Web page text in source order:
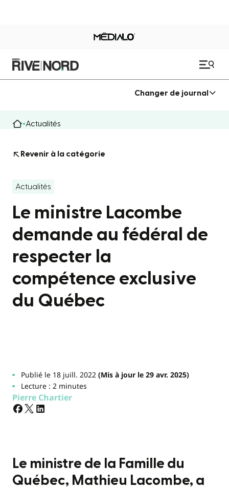
Changer de journal
Actualités
Revenir à la catégorie
Actualités
Le ministre Lacombe
demande au fédéral de
respecter la
compétence exclusive
du Québec
Publié le 18 juill. 2022(Mis à jour le 29 avr. 2025)
Lecture : 2 minutes
Pierre Chartier
Le ministre de la Famille du
Québec, Mathieu Lacombe, a